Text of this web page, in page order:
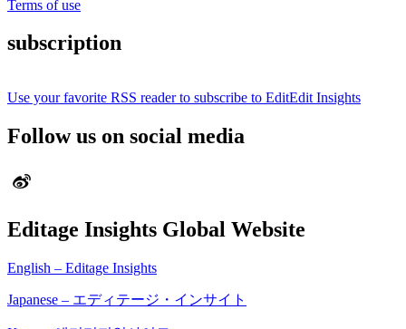
Terms of use
subscription
Use your favorite RSS reader to subscribe to EditEdit Insights
Follow us on social media
Editage Insights Global Website
English – Editage Insights
Japanese – エディテージ・インサイト